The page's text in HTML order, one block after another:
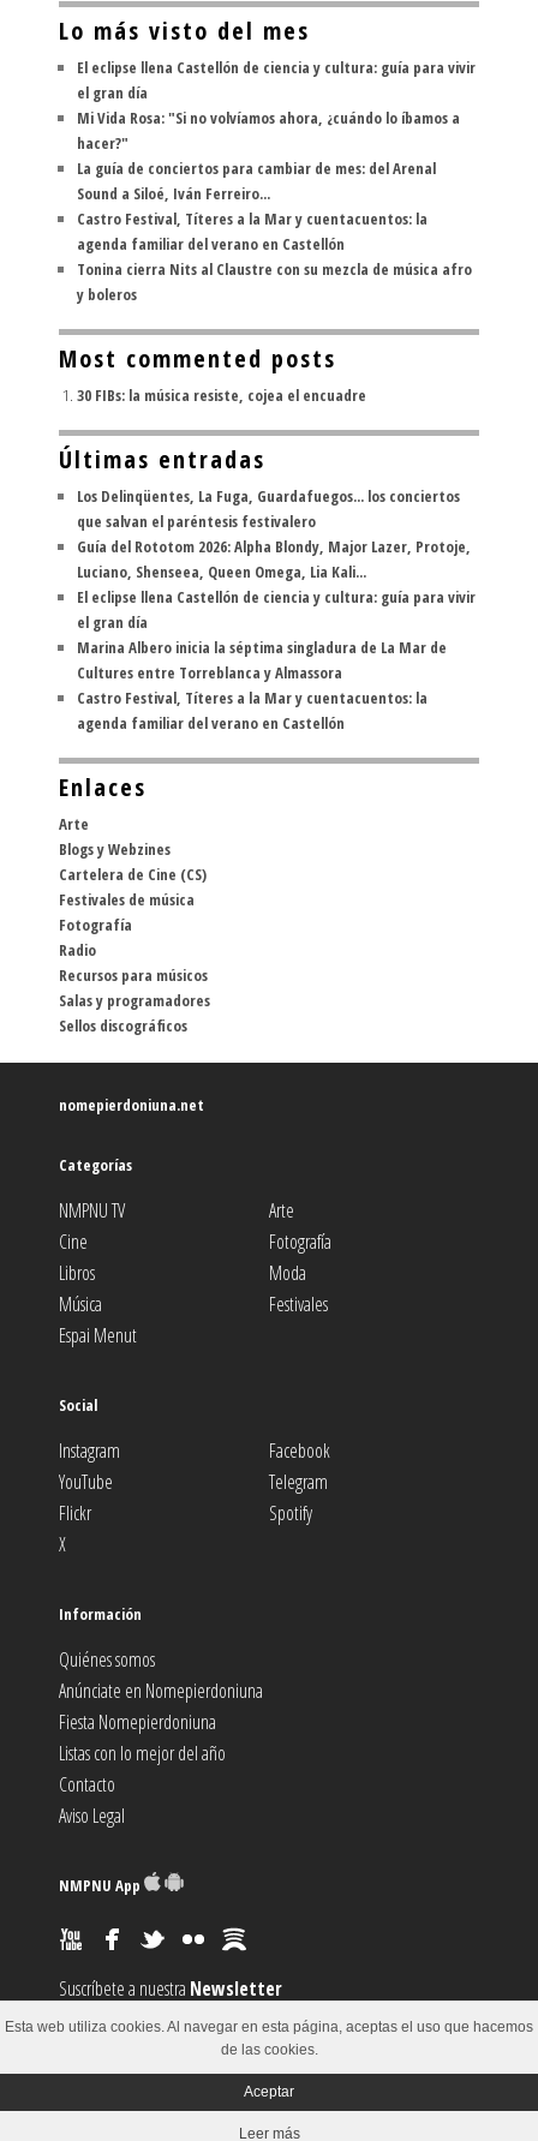
Lo más visto del mes
El eclipse llena Castellón de ciencia y cultura: guía para vivir
el gran día
Mi Vida Rosa: "Si no volvíamos ahora, ¿cuándo lo íbamos a
hacer?"
La guía de conciertos para cambiar de mes: del Arenal
Sound a Siloé, Iván Ferreiro...
Castro Festival, Títeres a la Mar y cuentacuentos: la
agenda familiar del verano en Castellón
Tonina cierra Nits al Claustre con su mezcla de música afro
y boleros
Most commented posts
30 FIBs: la música resiste, cojea el encuadre
Últimas entradas
Los Delinqüentes, La Fuga, Guardafuegos... los conciertos
que salvan el paréntesis festivalero
Guía del Rototom 2026: Alpha Blondy, Major Lazer, Protoje,
Luciano, Shenseea, Queen Omega, Lia Kali...
El eclipse llena Castellón de ciencia y cultura: guía para vivir
el gran día
Marina Albero inicia la séptima singladura de La Mar de
Cultures entre Torreblanca y Almassora
Castro Festival, Títeres a la Mar y cuentacuentos: la
agenda familiar del verano en Castellón
Enlaces
Arte
Blogs y Webzines
Cartelera de Cine (CS)
Festivales de música
Fotografía
Radio
Recursos para músicos
Salas y programadores
Sellos discográficos
nomepierdoniuna.net
Categorías
NMPNU TV
Arte
Cine
Fotografía
Libros
Moda
Música
Festivales
Espai Menut
Social
Instagram
Facebook
YouTube
Telegram
Flickr
Spotify
X
Información
Quiénes somos
Anúnciate en Nomepierdoniuna
Fiesta Nomepierdoniuna
Listas con lo mejor del año
Contacto
Aviso Legal
NMPNU App
Suscríbete a nuestra Newsletter
Suscríbete al canalRSS
© 2002-2018
Esta web utiliza cookies. Al navegar en esta página, aceptas el uso que hacemos
de las cookies.
Aceptar
Leer más